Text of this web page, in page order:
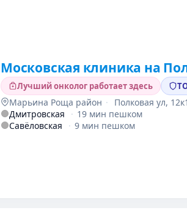
Московская клиника на
Лучший онколог работает здесь
Марьина Роща район ·
Полковая ул, 12к1
Дмитровская
· 19 мин пешком
Савёловская
· 9 мин пешком